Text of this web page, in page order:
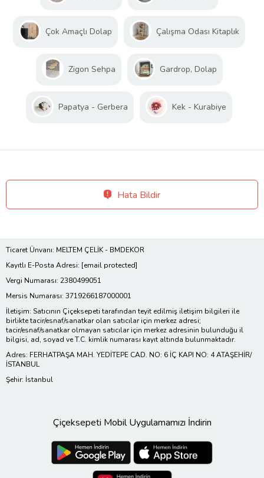
Çok Amaçlı Dolap Çalışma Odası Kitaplık
Zigon Sehpa Gardrop, Dolap
Papatya - Gerbera Kek - Kurabiye
Hata Bildir
Ticaret Ünvanı: MELTEM ÇELİK - BMDEKOR
Kayıtlı E-Posta Adresi: [email protected]
Vergi Numarası: 2380499051
Mersis Numarası: 3719266187000001
İletişim: Satıcının Çiçeksepeti tarafından teyit edilmiş iletişim bilgileri ile
birlikte tacir/esnaf/sanatkar olan satıcılar için merkez adresi;
tacir/esnaf/sanatkar olmayan satıcılar için merkez adresinin bulunduğu il
bilgisi, ad, soyad ve T.C. kimlik numarası kayıt altında bulunmaktadır.
Adres: FERHATPAŞA MAH. YEDİTEPE CAD. NO: 6 İÇ KAPI NO: 4 ATAŞEHİR/
İSTANBUL
Şehir: İstanbul
Çiçeksepeti Mobil Uygulamamızı İndirin